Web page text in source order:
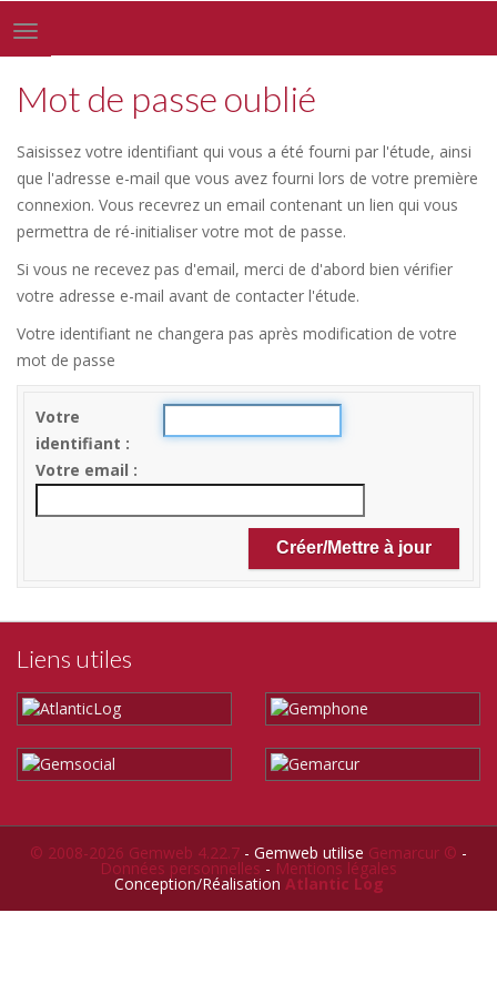
Toggle
navigation
Mot de passe oublié
Saisissez votre identifiant qui vous a été fourni par l'étude, ainsi
que l'adresse e-mail que vous avez fourni lors de votre première
connexion. Vous recevrez un email contenant un lien qui vous
permettra de ré-initialiser votre mot de passe.
Si vous ne recevez pas d'email, merci de d'abord bien vérifier
votre adresse e-mail avant de contacter l'étude.
Votre identifiant ne changera pas après modification de votre
mot de passe
Votre
identifiant
Votre email
Liens utiles
© 2008-2026 Gemweb 4.22.7 - Gemweb utilise Gemarcur © -
Données personnelles - Mentions légales
Conception/Réalisation Atlantic Log